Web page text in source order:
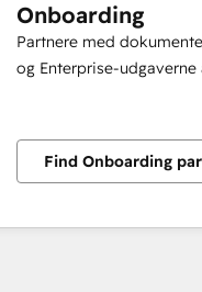
Onboarding
Partnere med
og Enterprise-
Find Onboarding